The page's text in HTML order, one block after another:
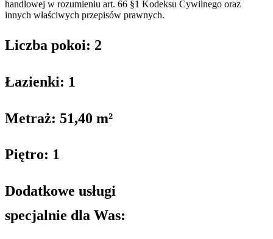
handlowej w rozumieniu art. 66 §1 Kodeksu Cywilnego oraz
innych właściwych przepisów prawnych.
Liczba pokoi: 2
Łazienki: 1
Metraż: 51,40 m²
Piętro: 1
Dodatkowe usługi
specjalnie dla Was: